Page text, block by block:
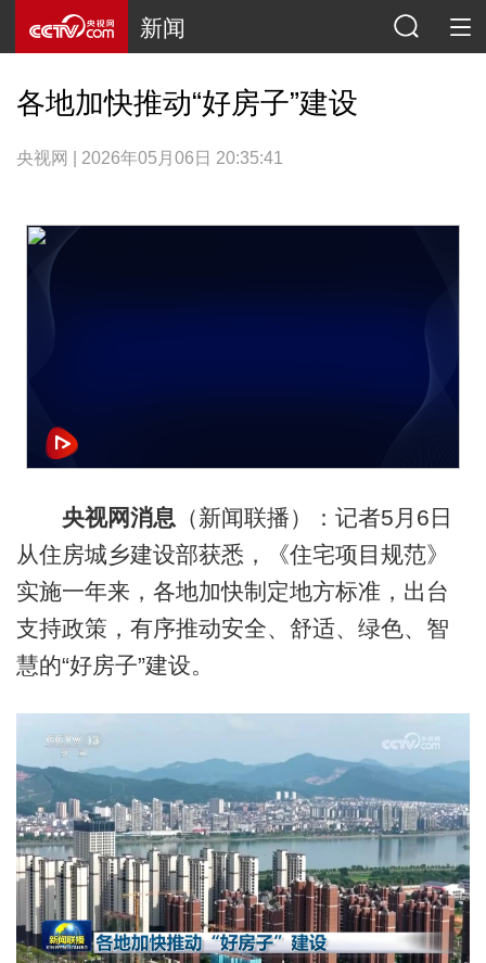
新闻
各地加快推动“好房子”建设
央视网 | 2026年05月06日 20:35:41
央视网消息 （新闻联播）：记者5月6日
从住房城乡建设部获悉，《住宅项目规范》
实施一年来，各地加快制定地方标准，出台
支持政策，有序推动安全、舒适、绿色、智
慧的“好房子”建设。